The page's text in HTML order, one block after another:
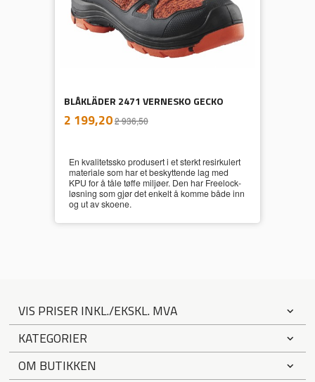
BLÅKLÄDER 2471 VERNESKO GECKO
Tilbud
2 199,202 936,50mva.
En kvalitetssko produsert i et sterkt resirkulert
materiale som har et beskyttende lag med
KPU for å tåle tøffe miljøer. Den har Freelock-
løsning som gjør det enkelt å komme både inn
og ut av skoene.
VIS PRISER INKL./EKSKL. MVA
KATEGORIER
OM BUTIKKEN